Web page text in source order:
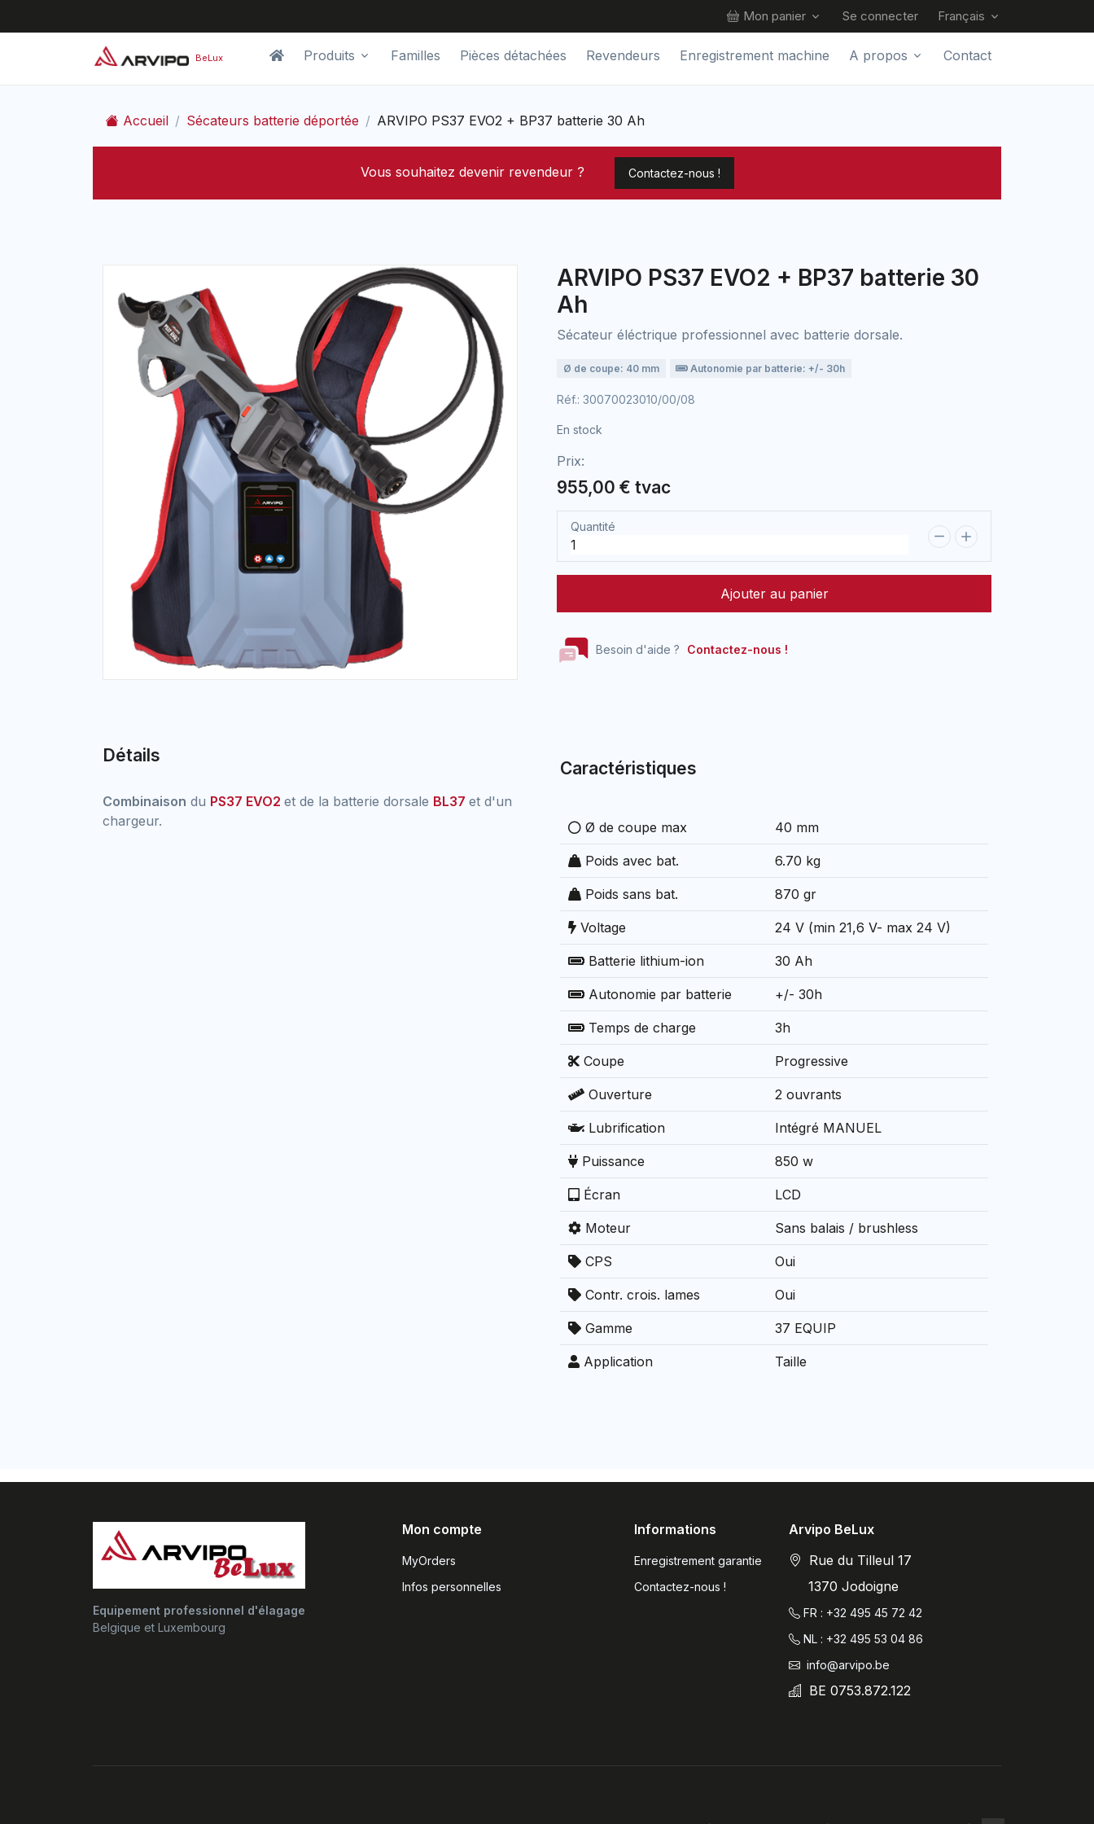
Mon panier Se connecter Français
BeLux Produits Familles Pièces détachées Revendeurs Enregistrement machine A propos Contact
Accueil Sécateurs batterie déportée ARVIPO PS37 EVO2 + BP37 batterie 30 Ah
Vous souhaitez devenir revendeur ? Contactez-nous !
ARVIPO PS37 EVO2 + BP37 batterie 30
Ah
Sécateur éléctrique professionnel avec batterie dorsale.
Ø de coupe: 40 mm Autonomie par batterie: +/- 30h
Réf.: 30070023010/00/08
En stock
Prix:
955,00 € tvac
Quantité
Ajouter au panier
Besoin d'aide ? Contactez-nous !
Détails
Combinaison du PS37 EVO2 et de la batterie dorsale BL37 et d'un
chargeur.
Caractéristiques
Ø de coupe max 40 mm
Poids avec bat. 6.70 kg
Poids sans bat. 870 gr
Voltage 24 V (min 21,6 V- max 24 V)
Batterie lithium-ion 30 Ah
Autonomie par batterie +/- 30h
Temps de charge 3h
Coupe Progressive
Ouverture 2 ouvrants
Lubrification Intégré MANUEL
Puissance 850 w
Écran LCD
Moteur Sans balais / brushless
CPS Oui
Contr. crois. lames Oui
Gamme 37 EQUIP
Application Taille
Equipement professionnel d'élagage
Belgique et Luxembourg
Mon compte
MyOrders
Infos personnelles
Informations
Enregistrement garantie
Contactez-nous !
Arvipo BeLux
Rue du Tilleul 17
1370 Jodoigne
FR : +32 495 45 72 42
NL : +32 495 53 04 86
info@arvipo.be
BE 0753.872.122